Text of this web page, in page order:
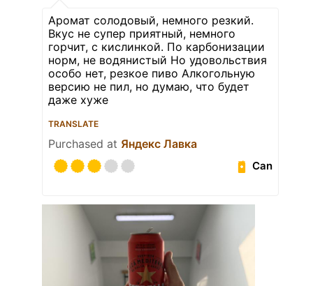
Аромат солодовый, немного резкий.
Вкус не супер приятный, немного
горчит, с кислинкой. По карбонизации
норм, не водянистый Но удовольствия
особо нет, резкое пиво Алкогольную
версию не пил, но думаю, что будет
даже хуже
TRANSLATE
Purchased at Яндекс Лавка
Can